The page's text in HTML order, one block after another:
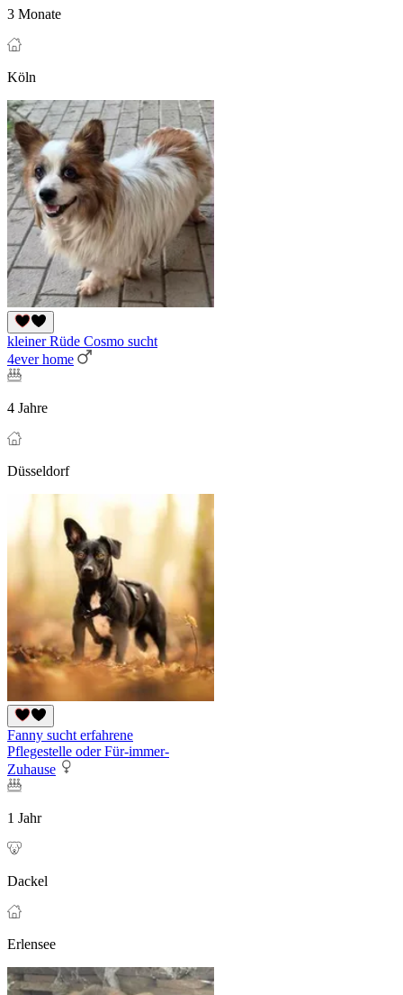
3 Monate
Köln
kleiner Rüde Cosmo sucht
4ever home
4 Jahre
Düsseldorf
Fanny sucht erfahrene
Pflegestelle oder Für-immer-
Zuhause
1 Jahr
Dackel
Erlensee